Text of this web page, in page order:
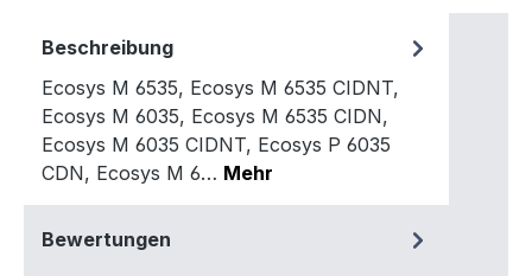
Beschreibung
Ecosys M 6535, Ecosys M 6535 CIDNT,
Ecosys M 6035, Ecosys M 6535 CIDN,
Ecosys M 6035 CIDNT, Ecosys P 6035
CDN, Ecosys M 6… Mehr
Bewertungen